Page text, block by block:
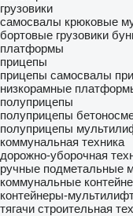
грузовики
самосвалы крюковые
бортовые грузовики
платформы
прицепы
прицепы самосвалы
низкорамные
полуприцепы
полуприцепы
полуприцепы
коммунальная техника
дорожно-уборочная
ручные подметальные
коммунальные
контейнеры-
тягачи строительная